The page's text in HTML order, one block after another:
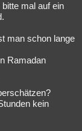
mal auf ein
man schon lange
Ramadan
kein